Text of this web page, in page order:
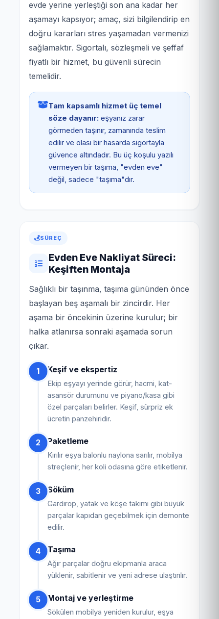
evde yerine yerleştiği son ana kadar her
aşamayı kapsıyor; amaç, sizi bilgilendirip en
doğru kararları stres yaşamadan vermenizi
sağlamaktır. Sigortalı, sözleşmeli ve şeffaf
fiyatlı bir hizmet, bu güvenli sürecin
temelidir.
Tam kapsamlı hizmet üç temel
söze dayanır: eşyanız zarar
görmeden taşınır, zamanında teslim
edilir ve olası bir hasarda sigortayla
güvence altındadır. Bu üç koşulu yazılı
vermeyen bir taşıma, "evden eve"
değil, sadece "taşıma"dır.
SÜREÇ
Evden Eve Nakliyat Süreci:
Keşiften Montaja
Sağlıklı bir taşınma, taşıma gününden önce
başlayan beş aşamalı bir zincirdir. Her
aşama bir öncekinin üzerine kurulur; bir
halka atlanırsa sonraki aşamada sorun
çıkar.
1 Keşif ve ekspertiz
Ekip eşyayı yerinde görür, hacmi, kat-
asansör durumunu ve piyano/kasa gibi
özel parçaları belirler. Keşif, sürpriz ek
ücretin panzehiridir.
2 Paketleme
Kırılır eşya balonlu naylona sarılır, mobilya
streçlenir, her koli odasına göre etiketlenir.
3 Söküm
Gardırop, yatak ve köşe takımı gibi büyük
parçalar kapıdan geçebilmek için demonte
edilir.
4 Taşıma
Ağır parçalar doğru ekipmanla araca
yüklenir, sabitlenir ve yeni adrese ulaştırılır.
5 Montaj ve yerleştirme
Sökülen mobilya yeniden kurulur, eşya